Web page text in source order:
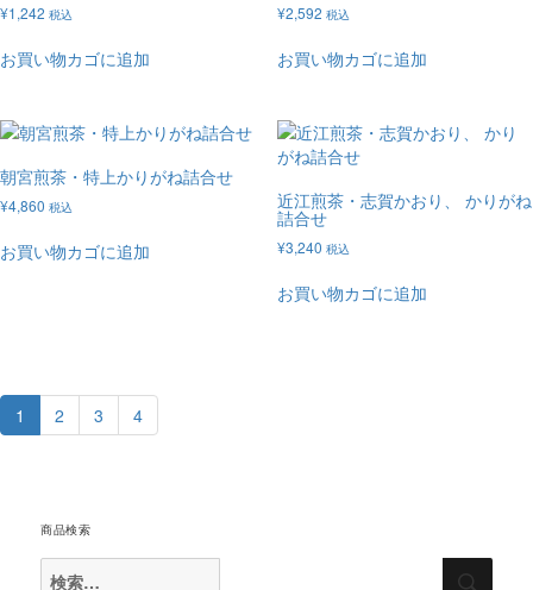
¥1,242 税込
お買い物カゴに追加
¥2,592 税込
お買い物カゴに追加
朝宮煎茶・特上かりがね詰合せ
¥4,860 税込
お買い物カゴに追加
近江煎茶・志賀かおり、 かりがね
詰合せ
¥3,240 税込
お買い物カゴに追加
1 2 3 4
商品検索